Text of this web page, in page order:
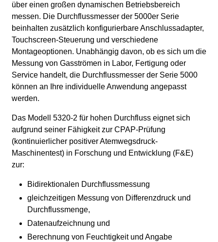
über einen großen dynamischen Betriebsbereich
messen. Die Durchflussmesser der 5000er Serie
beinhalten zusätzlich konfigurierbare Anschlussadapter,
Touchscreen-Steuerung und verschiedene
Montageoptionen. Unabhängig davon, ob es sich um die
Messung von Gasströmen in Labor, Fertigung oder
Service handelt, die Durchflussmesser der Serie 5000
können an Ihre individuelle Anwendung angepasst
werden.
Das Modell 5320-2 für hohen Durchfluss eignet sich
aufgrund seiner Fähigkeit zur CPAP-Prüfung
(kontinuierlicher positiver Atemwegsdruck-
Maschinentest) in Forschung und Entwicklung (F&E)
zur:
Bidirektionalen Durchflussmessung
gleichzeitigen Messung von Differenzdruck und
Durchflussmenge,
Datenaufzeichnung und
Berechnung von Feuchtigkeit und Angabe